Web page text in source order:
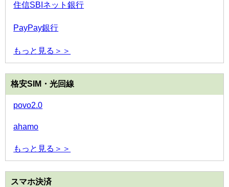
住信SBIネット銀行
PayPay銀行
もっと見る＞＞
格安SIM・光回線
povo2.0
ahamo
もっと見る＞＞
スマホ決済